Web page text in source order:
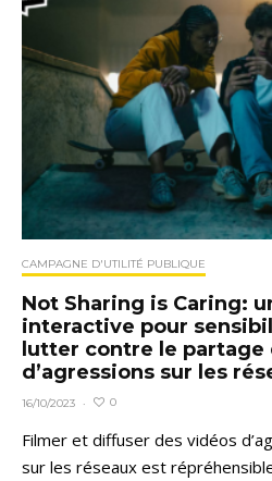
CAMPAGNE D'UTILITÉ PUBLIQUE
Not Sharing is Caring:
interactive pour
lutter contre le partage
d’agressions sur les
16/10/2023 · 0
Filmer et diffuser des vidéos
sur les réseaux est